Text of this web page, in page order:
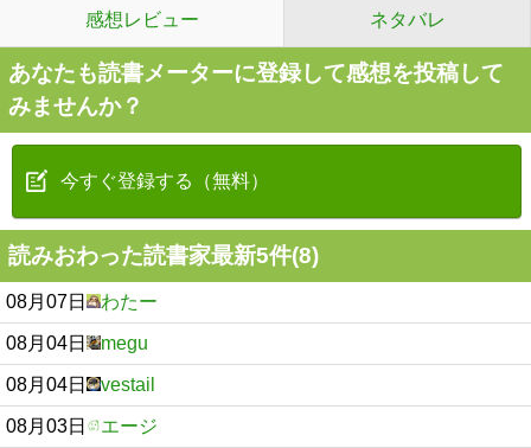
感想レビュー ネタバレ
あなたも読書メーターに登録して感想を投稿して
みませんか？
今すぐ登録する（無料）
読みおわった読書家最新5件(8)
08月07日 わたー
08月04日 megu
08月04日 vestail
08月03日 エージ